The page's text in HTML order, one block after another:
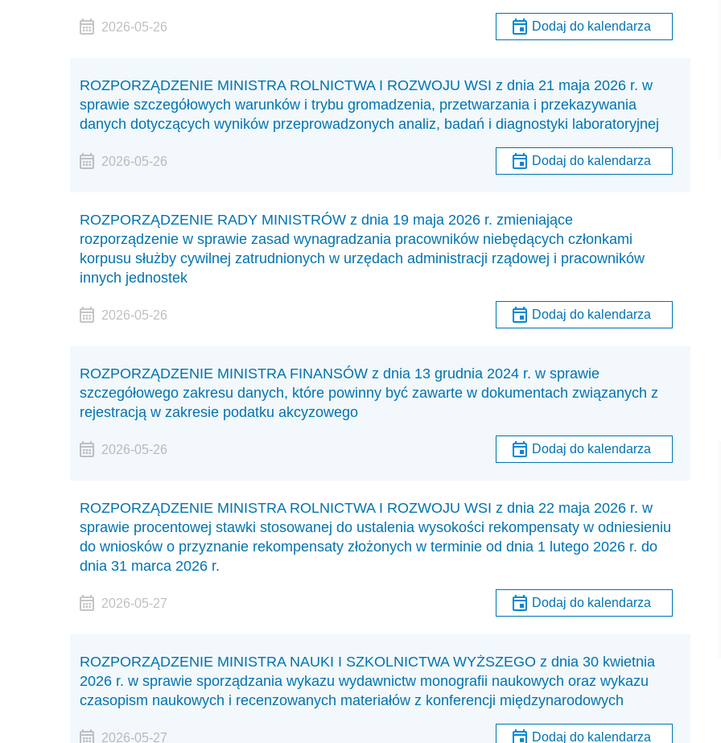
2026-05-26 Dodaj do kalendarza
ROZPORZĄDZENIE MINISTRA ROLNICTWA I ROZWOJU WSI z dnia 21 maja 2026 r. w
sprawie szczegółowych warunków i trybu gromadzenia, przetwarzania i przekazywania
danych dotyczących wyników przeprowadzonych analiz, badań i diagnostyki laboratoryjnej
2026-05-26 Dodaj do kalendarza
ROZPORZĄDZENIE RADY MINISTRÓW z dnia 19 maja 2026 r. zmieniające
rozporządzenie w sprawie zasad wynagradzania pracowników niebędących członkami
korpusu służby cywilnej zatrudnionych w urzędach administracji rządowej i pracowników
innych jednostek
2026-05-26 Dodaj do kalendarza
ROZPORZĄDZENIE MINISTRA FINANSÓW z dnia 13 grudnia 2024 r. w sprawie
szczegółowego zakresu danych, które powinny być zawarte w dokumentach związanych z
rejestracją w zakresie podatku akcyzowego
2026-05-26 Dodaj do kalendarza
ROZPORZĄDZENIE MINISTRA ROLNICTWA I ROZWOJU WSI z dnia 22 maja 2026 r. w
sprawie procentowej stawki stosowanej do ustalenia wysokości rekompensaty w odniesieniu
do wniosków o przyznanie rekompensaty złożonych w terminie od dnia 1 lutego 2026 r. do
dnia 31 marca 2026 r.
2026-05-27 Dodaj do kalendarza
ROZPORZĄDZENIE MINISTRA NAUKI I SZKOLNICTWA WYŻSZEGO z dnia 30 kwietnia
2026 r. w sprawie sporządzania wykazu wydawnictw monografii naukowych oraz wykazu
czasopism naukowych i recenzowanych materiałów z konferencji międzynarodowych
2026-05-27 Dodaj do kalendarza